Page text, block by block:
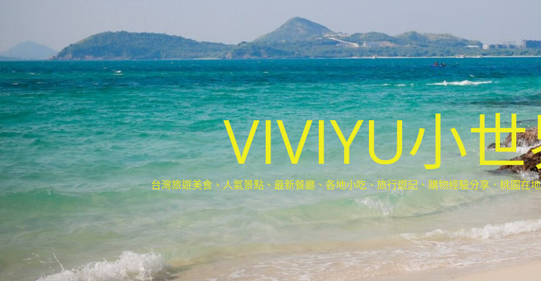
VIVIYU小
台灣旅遊美食、人氣景點、最新餐廳、各地小吃、旅行遊記、購物經驗分享．桃園在